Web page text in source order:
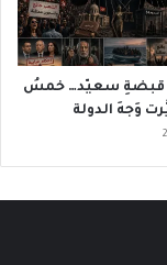
قبضةِ سعيّد… خمسُ
وَجهَ الدولة